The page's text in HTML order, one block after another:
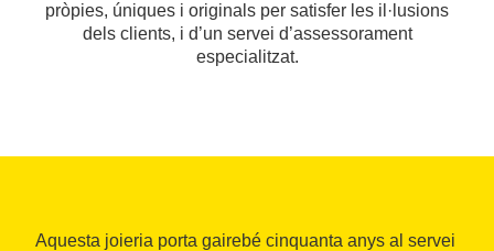
pròpies, úniques i originals per satisfer les il·lusions
dels clients, i d’un servei d’assessorament
especialitzat.
Aquesta joieria porta gairebé cinquanta anys al servei